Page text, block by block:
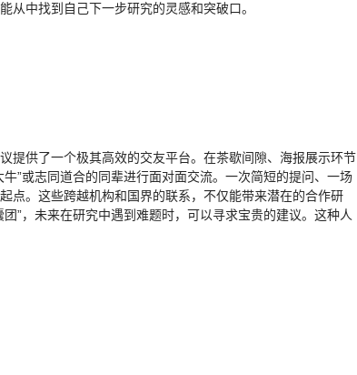
从中找到自己下一步研究的灵感和突破口。
提供了一个极其高效的交友平台。在茶歇间隙、海报展示环节
”或志同道合的同辈进行面对面交流。一次简短的提问、一场
点。这些跨越机构和国界的联系，不仅能带来潜在的合作研
”，未来在研究中遇到难题时，可以寻求宝贵的建议。这种人